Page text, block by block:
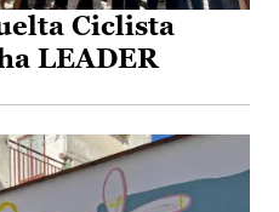
Ciclista
LEADER